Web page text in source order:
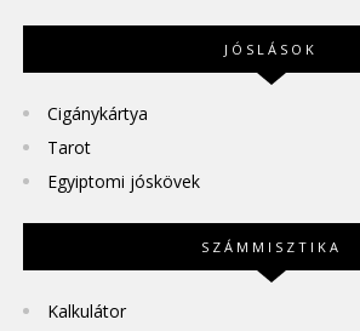
JÓSLÁSOK
Cigánykártya
Tarot
Egyiptomi jóskövek
SZÁMMISZTIKA
Kalkulátor